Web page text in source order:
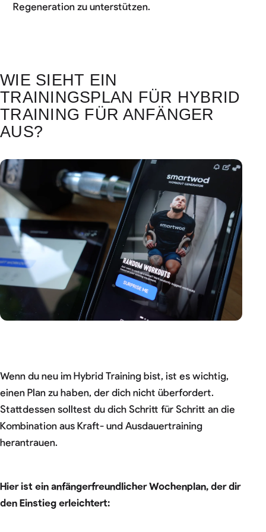
Regeneration zu unterstützen.
WIE SIEHT EIN
TRAININGSPLAN FÜR HYBRID
TRAINING FÜR ANFÄNGER
AUS?
Wenn du neu im Hybrid Training bist, ist es wichtig,
einen Plan zu haben, der dich nicht überfordert.
Stattdessen solltest du dich Schritt für Schritt an die
Kombination aus Kraft- und Ausdauertraining
herantrauen.
Hier ist ein anfängerfreundlicher Wochenplan, der dir
den Einstieg erleichtert: